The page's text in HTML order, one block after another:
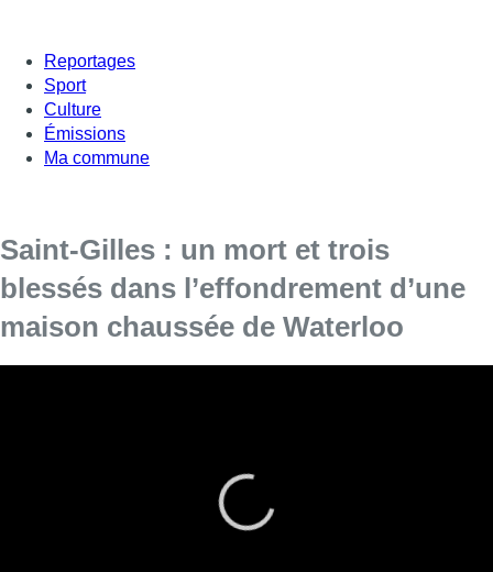
Reportages
Sport
Culture
Émissions
Ma commune
Saint-Gilles : un mort et trois
blessés dans l’effondrement d’une
maison chaussée de Waterloo
Une personne est décédée et trois autres sont grièvement
, rapporte l’agence de presse Belga. Il s’agit